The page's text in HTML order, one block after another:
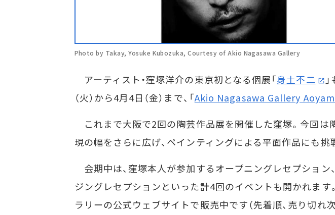
Photo by Takay, Yosuke Kubozuka, Courtesy of Akio Nagasawa Gallery
アーティスト・窪塚洋介の東京初となる個展「身土不二
（火）から4月4日（金）まで、「Akio Nagasawa Gallery
これまで大阪で2回の陶芸作品展を開催した窪塚。今回は
現の幅をさらに広げ、ペインティングによる平面作品にも挑
会期中は、窪塚本人が参加するオープニングレセプション
ジングレセプションといった計4回のイベントも開かれます
ラリーの公式ウェブサイトで販売中です（先着順、売り切れ